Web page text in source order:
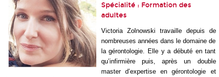
Spécialité : Formation des
adultes
Victoria Zolnowski travaille depuis de
nombreuses années dans le domaine de
la gérontologie. Elle y a débuté en tant
qu’infirmière puis, après un double
master d’expertise en gérontologie et